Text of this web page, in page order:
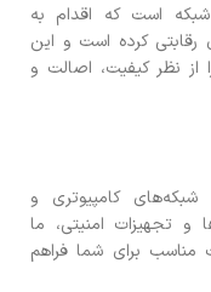
شبکه است که اقدام به
کرده است و این
از نظر کیفیت، اصالت و
شبکه‌های کامپیوتری و
و تجهیزات امنیتی، ما
مناسب برای شما فراهم